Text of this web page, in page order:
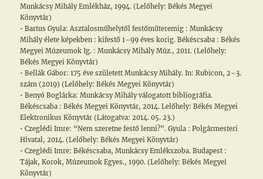
Munkácsy Mihály Emlékház, 1994. (Lelőhely: Békés Megyei
Könyvtár)
• Bartus Gyula: Asztalosműhelytől festőműteremig : Munkácsy
Mihály élete képekben : kifestő 1–99 éves korig. Békéscsaba : Békés
Megyei Múzeumok Ig. : Munkácsy Mihály Múz., 2011. (Lelőhely:
Békés Megyei Könyvtár)
• Bellák Gábor: 175 éve született Munkácsy Mihály. In: Rubicon, 2–3.
szám (2019) (Lelőhely: Békés Megyei Könyvtár)
• Benyó Boglárka: Munkácsy Mihály válogatott bibliográfia.
Békéscsaba : Békés Megyei Könyvtár, 2014. Lelőhely: Békés Megyei
Elektronikus Könyvtár (Látogatva: 2014. 05. 23.)
• Czeglédi Imre: “Nem szeretne festő lenni?”. Gyula : Polgármesteri
Hivatal, 2014. (Lelőhely: Békés Megyei Könyvtár)
• Czeglédi Imre: Békéscsaba, Munkácsy Emlékszoba. Budapest :
Tájak, Korok, Múzeumok Egyes., 1990. (Lelőhely: Békés Megyei
Könyvtár)